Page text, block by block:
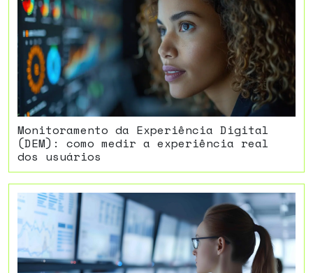
Monitoramento da Experiência Digital
(DEM): como medir a experiência real
dos usuários